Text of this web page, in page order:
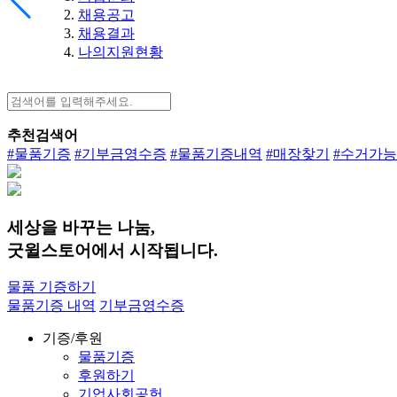
채용공고
채용결과
나의지원현황
추천검색어
#물품기증 #기부금영수증 #물품기증내역 #매장찾기 #수거가
세상을 바꾸는 나눔,
굿윌스토어에서 시작됩니다.
물품 기증하기
물품기증 내역 기부금영수증
기증/후원
물품기증
후원하기